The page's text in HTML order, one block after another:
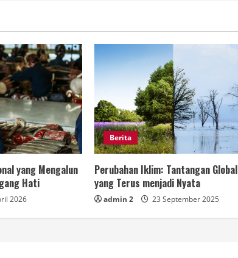
yang Mengalun
Hati
2026
Berita
Perubahan Iklim: Tantangan Global
yang Terus menjadi Nyata
admin 2 23 September 2025